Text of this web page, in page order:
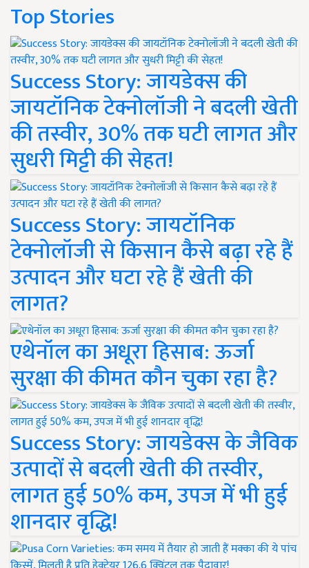
Top Stories
Success Story: जायडेक्स की
जायटॉनिक टेक्नोलॉजी ने बदली खेती
की तस्वीर, 30% तक घटी लागत और
सुधरी मिट्टी की सेहत!
Success Story: जायटॉनिक
टेक्नोलॉजी से किसान कैसे बढ़ा रहे हैं
उत्पादन और घटा रहे हैं खेती की
लागत?
एथेनॉल का अधूरा हिसाब: ऊर्जा
सुरक्षा की कीमत कौन चुका रहा है?
Success Story: जायडेक्स के जैविक
उत्पादों से बदली खेती की तस्वीर,
लागत हुई 50% कम, उपज में भी हुई
शानदार वृद्धि!